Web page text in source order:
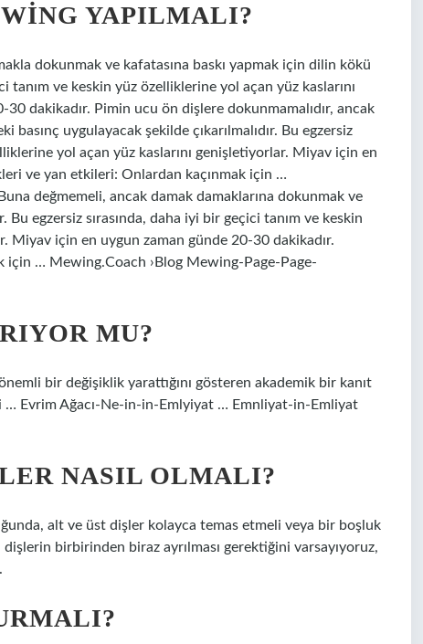
YAPILMALI?
dokunmak ve kafatasına baskı yapmak için dilin kökü
tanım ve keskin yüz özelliklerine yol açan yüz kaslarını
dakikadır. Pimin ucu ön dişlere dokunmamalıdır, ancak
uygulayacak şekilde çıkarılmalıdır. Bu egzersiz
yol açan yüz kaslarını genişletiyorlar. Miyav için en
ve yan etkileri: Onlardan kaçınmak için …
değmemeli, ancak damak damaklarına dokunmak ve
Bu egzersiz sırasında, daha iyi bir geçici tanım ve keskin
Miyav için en uygun zaman günde 20-30 dakikadır.
için … Mewing.Coach ›Blog Mewing-Page-Page-
MU?
bir değişiklik yarattığını gösteren akademik bir kanıt
Evrim Ağacı-Ne-in-in-Emlyiyat … Emnliyat-in-Emliyat
NASIL OLMALI?
alt ve üst dişler kolayca temas etmeli veya bir boşluk
birbirinden biraz ayrılması gerektiğini varsayıyoruz,